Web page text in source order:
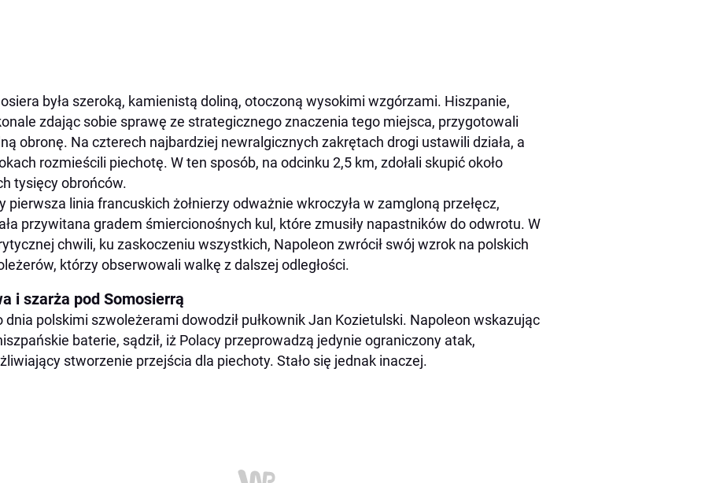
była szeroką, kamienistą doliną, otoczoną wysokimi wzgórzami. Hiszpanie,
zdając sobie sprawę ze strategicznego znaczenia tego miejsca, przygotowali
obronę. Na czterech najbardziej newralgicznych zakrętach drogi ustawili działa, a
rozmieścili piechotę. W ten sposób, na odcinku 2,5 km, zdołali skupić około
tysięcy obrońców.
pierwsza linia francuskich żołnierzy odważnie wkroczyła w zamgloną przełęcz,
przywitana gradem śmiercionośnych kul, które zmusiły napastników do odwrotu. W
chwili, ku zaskoczeniu wszystkich, Napoleon zwrócił swój wzrok na polskich
którzy obserwowali walkę z dalszej odległości.
i szarża pod Somosierrą
dnia polskimi szwoleżerami dowodził pułkownik Jan Kozietulski. Napoleon wskazując
baterie, sądził, iż Polacy przeprowadzą jedynie ograniczony atak,
stworzenie przejścia dla piechoty. Stało się jednak inaczej.